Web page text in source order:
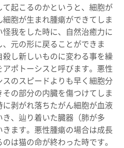
起こるのかというと、細胞が
胞が生まれ腫瘍ができてしま
我をした時に、自然治癒力に
元の形に戻ることができま
し新しいものに変わる事を繰
ポトーシスと呼びます。悪性
のスピードよりも早く細胞分
の部分の内臓を傷つけてしま
剥がれ落ちたがん細胞が血液
、辿り着いた臓器（肺が多
ます。悪性腫瘍の場合は成長
は猫の命が終わった時です。